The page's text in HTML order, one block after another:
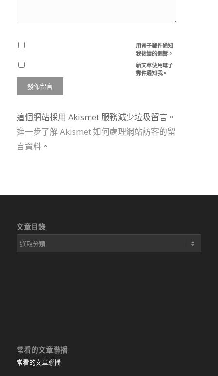
用電子郵件通知
我後續的迴響。
新文章使用電子
郵件通知我。
這個網站採用 Akismet 服務減少垃圾留言。
進一步了解 Akismet 如何處理網站訪客的留
言資料。
文章目錄
文
章
常看的文章聯播
常看的文章聯播